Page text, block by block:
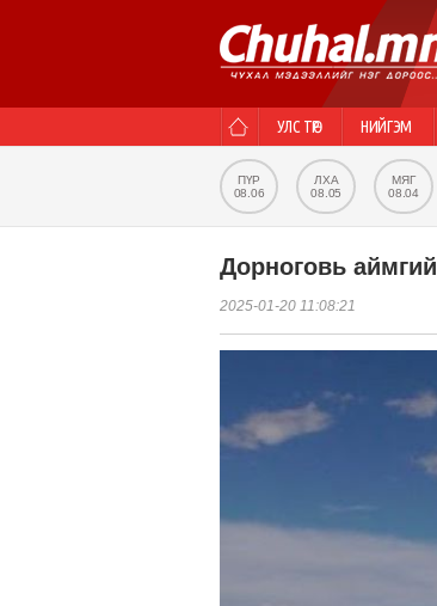
УЛС ТӨР НИЙГЭМ
ПҮР
08.06
ЛХА
08.05
МЯГ
08.04
Дорноговь
2025-01-20 11:08:21